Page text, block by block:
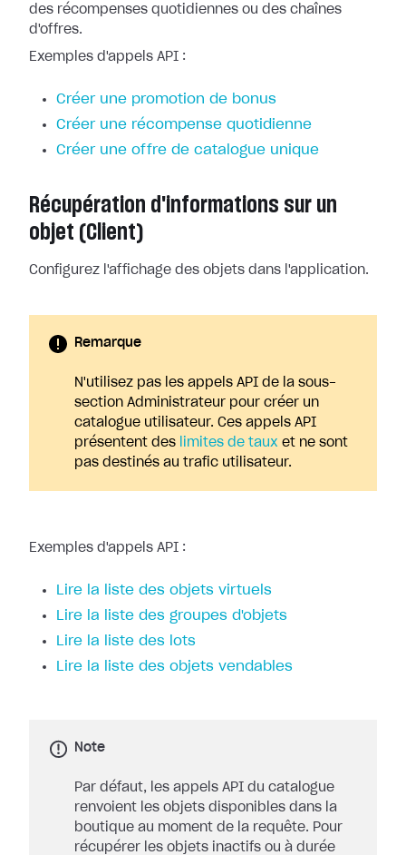
des récompenses quotidiennes ou des chaînes
d'offres.
Exemples d'appels API :
Créer une promotion de bonus
Créer une récompense quotidienne
Créer une offre de catalogue unique
Récupération d'informations sur un
objet (Client)
Configurez l'affichage des objets dans l'application.
Remarque
N'utilisez pas les appels API de la sous-
section Administrateur pour créer un
catalogue utilisateur. Ces appels API
présentent des
limites de taux et ne sont
pas destinés au trafic utilisateur.
Exemples d'appels API :
Lire la liste des objets virtuels
Lire la liste des groupes d'objets
Lire la liste des lots
Lire la liste des objets vendables
Note
Par défaut, les appels API du catalogue
renvoient les objets disponibles dans la
boutique au moment de la requête. Pour
récupérer les objets inactifs ou à durée